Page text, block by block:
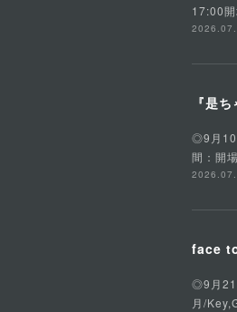
17:00
『是
◎9月10
間：開
face
◎9月21
月/